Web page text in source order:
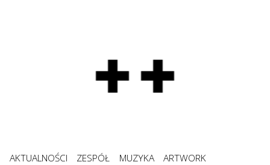
AKTUALNOŚCI ZESPÓŁ MUZYKA
ARTWORK